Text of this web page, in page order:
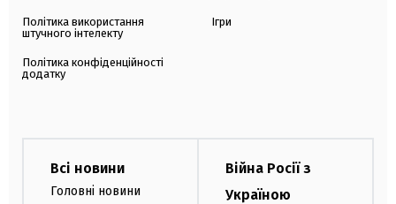
Політика використання
штучного інтелекту
Політика конфіденційності
додатку
Ігри
Всі новини
Головні новини
Війна Росії з
Україною